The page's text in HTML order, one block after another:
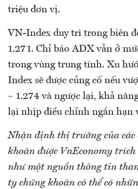
triệu đơn vị.
VN-Index duy trì trong biên
1.271. Chỉ báo ADX vẫn ở
trong vùng trung tính. Xu
Index sẽ được củng cố nếu
– 1.274 và ngược lại, khả
lại nhịp điều chỉnh ngắn hạn
Nhận định thị trường của các
khoán được VnEconomy
như một nguồn thông tin
ty chứng khoán có thể có